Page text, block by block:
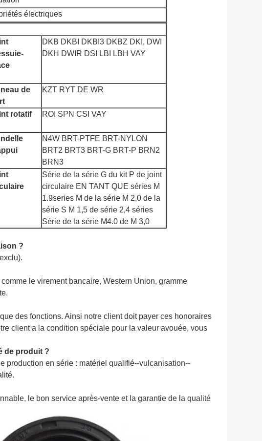
électriques
DKB DKBI DKBI3 DKBZ DKI, DWI
DKH DWIR DSI LBI LBH VAY
de
KZT RYT DE WR
rotatif ROI SPN CSI VAY
N4W BRT-PTFE BRT-NYLON
BRT2 BRT3 BRT-G BRT-P BRN2
BRN3
Série de la série G du kit P de joint
circulaire EN TANT QUE séries M
1.9series M de la série M 2,0 de la
série S M 1,5 de série 2,4 séries
Série de la série M4.0 de M 3,0
?
le virement bancaire, Western Union, gramme
des fonctions. Ainsi notre client doit payer ces honoraires
client a la condition spéciale pour la valeur avouée, vous
de produit ?
production en série : matériel qualifié--vulcanisation--
le bon service après-vente et la garantie de la qualité